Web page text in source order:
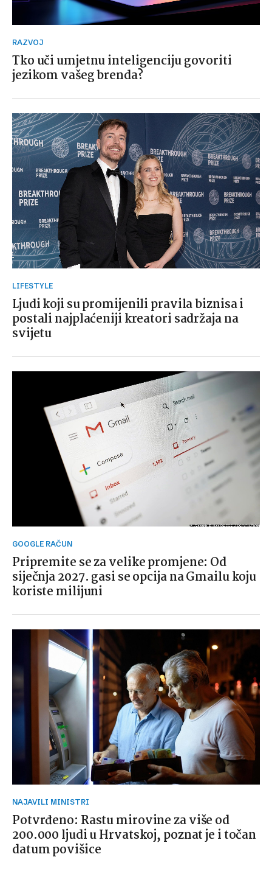
RAZVOJ
Tko uči umjetnu inteligenciju govoriti
jezikom vašeg brenda?
LIFESTYLE
Ljudi koji su promijenili pravila biznisa i
postali najplaćeniji kreatori sadržaja na
svijetu
GOOGLE RAČUN
Pripremite se za velike promjene: Od
siječnja 2027. gasi se opcija na Gmailu koju
koriste milijuni
NAJAVILI MINISTRI
Potvrđeno: Rastu mirovine za više od
200.000 ljudi u Hrvatskoj, poznat je i točan
datum povišice